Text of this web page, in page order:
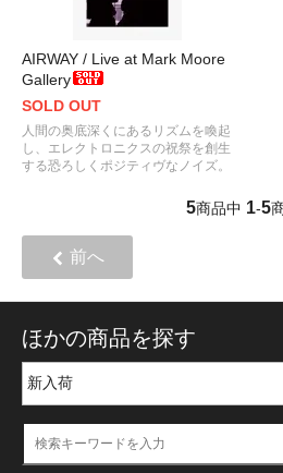
AIRWAY / Live at Mark Moore
Gallery
SOLD OUT
人間の奥底深くにあるリズムを喚起
し、エレクトロニクスの祝祭を創生
する恐ろしくポジティヴなノイズ。
5商品中 1-5
前へ
ほかの商品を探す